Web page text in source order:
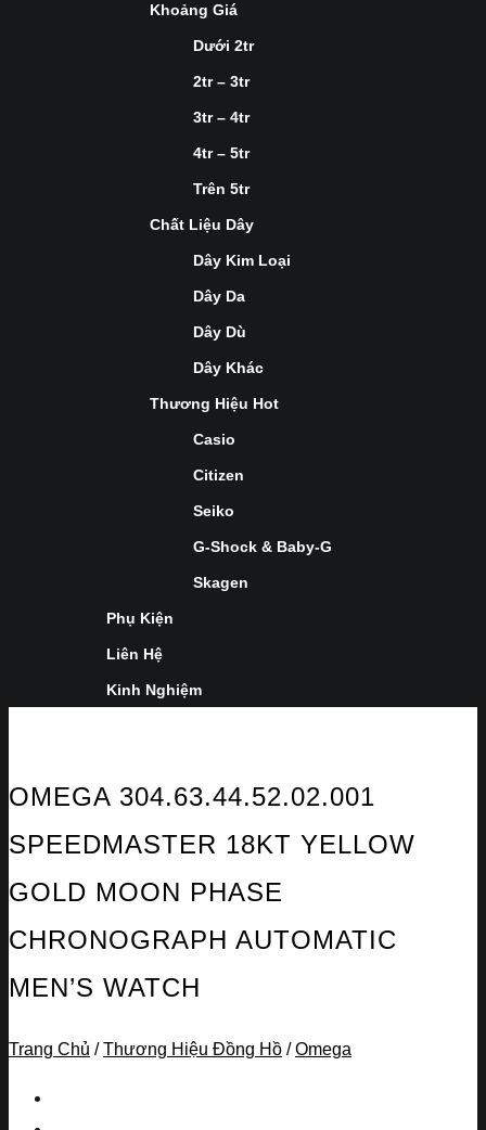
Khoảng Giá
Dưới 2tr
2tr – 3tr
3tr – 4tr
4tr – 5tr
Trên 5tr
Chất Liệu Dây
Dây Kim Loại
Dây Da
Dây Dù
Dây Khác
Thương Hiệu Hot
Casio
Citizen
Seiko
G-Shock & Baby-G
Skagen
Phụ Kiện
Liên Hệ
Kinh Nghiệm
OMEGA 304.63.44.52.02.001
SPEEDMASTER 18KT YELLOW
GOLD MOON PHASE
CHRONOGRAPH AUTOMATIC
MEN’S WATCH
Trang Chủ / Thương Hiệu Đồng Hồ / Omega